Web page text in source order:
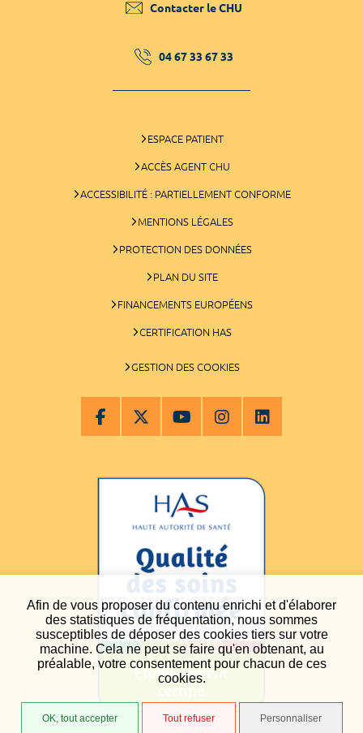
Afin de vous proposer du contenu enrichi et d'élaborer
des statistiques de fréquentation, nous sommes
susceptibles de déposer des cookies tiers sur votre
machine. Cela ne peut se faire qu'en obtenant, au
préalable, votre consentement pour chacun de ces
cookies.
OK, tout accepter Tout refuser Personnaliser
Contacter le CHU
04 67 33 67 33
ESPACE PATIENT
ACCÈS AGENT CHU
ACCESSIBILITÉ : PARTIELLEMENT CONFORME
MENTIONS LÉGALES
PROTECTION DES DONNÉES
PLAN DU SITE
FINANCEMENTS EUROPÉENS
CERTIFICATION HAS
GESTION DES COOKIES